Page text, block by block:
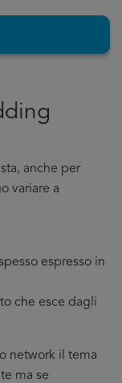
anche per
variare a
espresso in
che esce dagli
network il tema
ma se